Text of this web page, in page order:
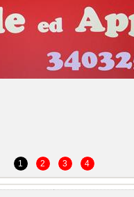
1 2 3 4